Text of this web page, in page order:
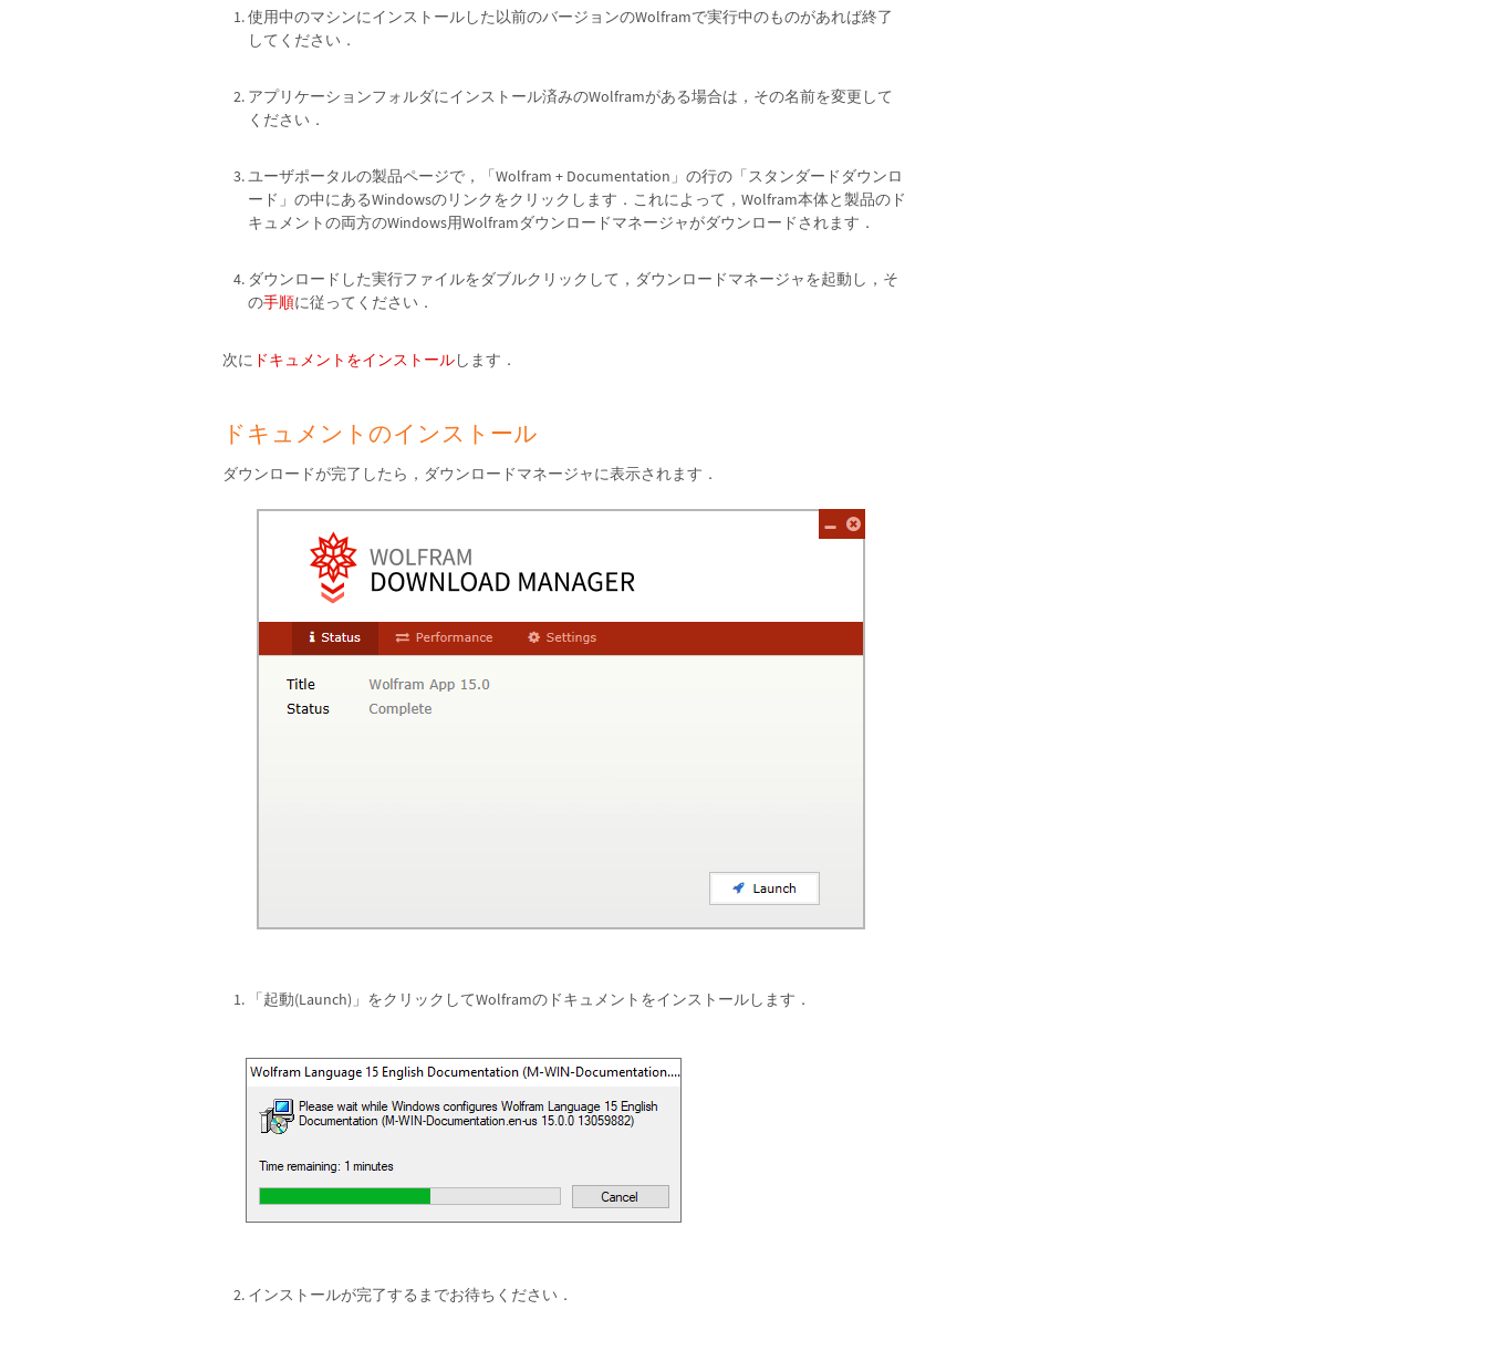
使用中のマシンにインストールした以前のバージョンのWolframで実行中のものがあれば終了
してください．
アプリケーションフォルダにインストール済みのWolframがある場合は，その名前を変更して
ください．
ユーザポータルの製品ページで，「Wolfram + Documentation」の行の「スタンダードダウンロ
ード」の中にあるWindowsのリンクをクリックします．これによって，Wolfram本体と製品のド
キュメントの両方のWindows用Wolframダウンロードマネージャがダウンロードされます．
ダウンロードした実行ファイルをダブルクリックして，ダウンロードマネージャを起動し，そ
の手順に従ってください．
次に ドキュメントをインストールします．
ドキュメントのインストール
ダウンロードが完了したら，ダウンロードマネージャに表示されます．
「起動(Launch)」をクリックしてWolframのドキュメントをインストールします．
インストールが完了するまでお待ちください．